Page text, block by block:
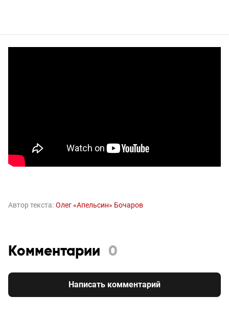
Автор текста: Олег «Апельсин» Бочаров
Комментарии 0
Написать комментарий